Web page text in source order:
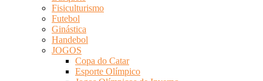
Fisiculturismo
Futebol
Ginástica
Handebol
JOGOS
Copa do Catar
Esporte Olímpico